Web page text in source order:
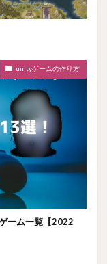
unityゲームの作り方
ーム一覧【2022